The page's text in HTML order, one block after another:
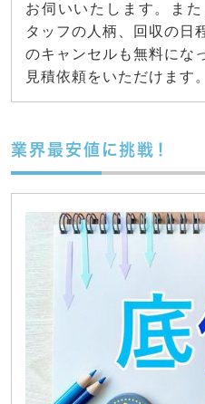
お伺いいたします。ま
タッフの人柄、回収の日
のキャンセルも無料にな
見積依頼をいただけます。
業界最安値に挑戦！